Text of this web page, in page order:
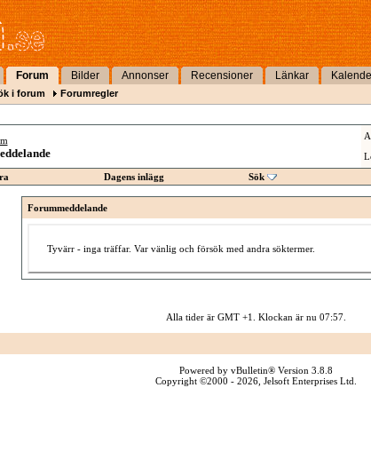
Forum Bilder Annonser Recensioner Länkar
i forum Forumregler
Dagens inlägg Sök
Forummeddelande
Tyvärr - inga träffar. Var vänlig och försök med andra söktermer.
Alla tider är GMT +1. Klockan är nu 07:57
Powered by vBulletin® Version 3.8.8
Copyright ©2000 - 2026, Jelsoft Enterprises Ltd.